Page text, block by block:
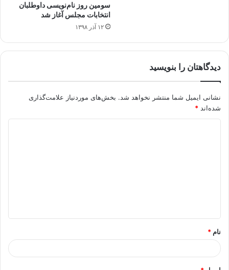
سومین روز نام‌نویسی داوطلبان
انتخابات مجلس آغاز شد
۱۲ آذر ۱۳۹۸
دیدگاهتان را بنویسید
نشانی ایمیل شما منتشر نخواهد شد. بخش‌های موردنیاز علامت‌گذاری
شده‌اند *
*
نام *